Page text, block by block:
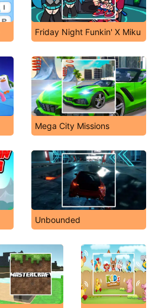
Friday Night Funkin' X Miku
Mega City Missions
Unbounded